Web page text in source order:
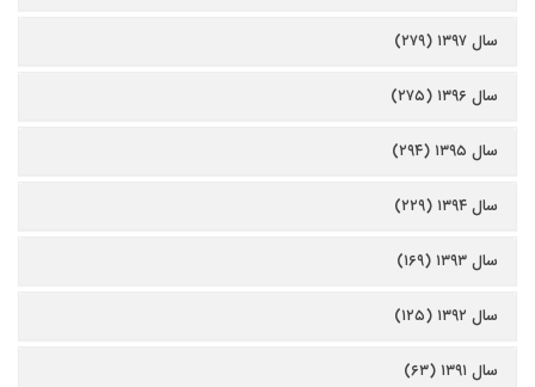
سال ۱۳۹۷ (۲۷۹)
سال ۱۳۹۶ (۲۷۵)
سال ۱۳۹۵ (۲۹۴)
سال ۱۳۹۴ (۲۲۹)
سال ۱۳۹۳ (۱۶۹)
سال ۱۳۹۲ (۱۲۵)
سال ۱۳۹۱ (۶۳)